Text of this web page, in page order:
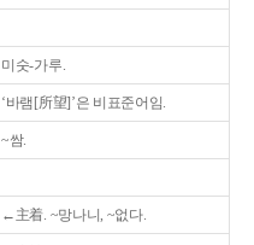
미숫-가루.
‘바램[所望]’은 비표준어임.
~쌈.
←主着. ~망나니, ~없다.